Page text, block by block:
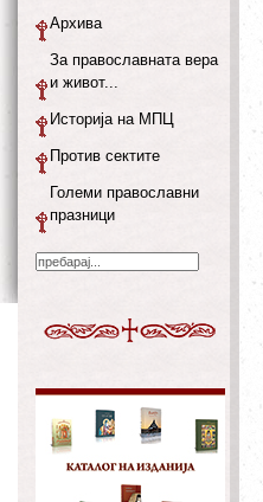
Архива
За православната вера
и живот...
Историја на МПЦ
Против сектите
Големи православни
празници